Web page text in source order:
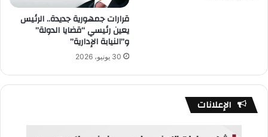
قرارات جمهورية جديدة.. الرئيس
يعين رئيسي “قضايا الدولة”
و”النيابة الإدارية”
30 يونيو، 2026
الإعلانات